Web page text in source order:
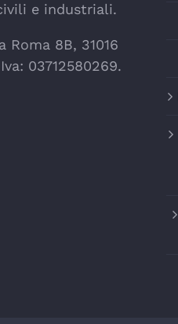
e industriali.
Roma 8B, 31016
03712580269.